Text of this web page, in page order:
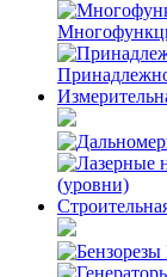
(уровни)